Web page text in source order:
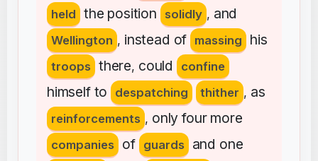
held the position solidly , and
Wellington , instead of massing his
troops there, could confine
himself to despatching thither , as
reinforcements , only four more
companies of guards and one